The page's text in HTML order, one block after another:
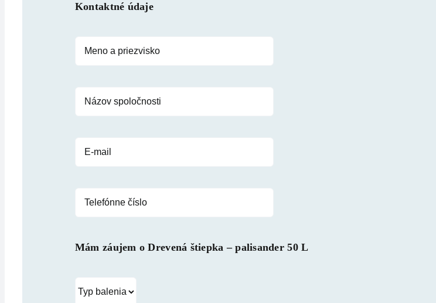
Kontaktné údaje
Mám záujem oDrevená štiepka – palisander 50 L